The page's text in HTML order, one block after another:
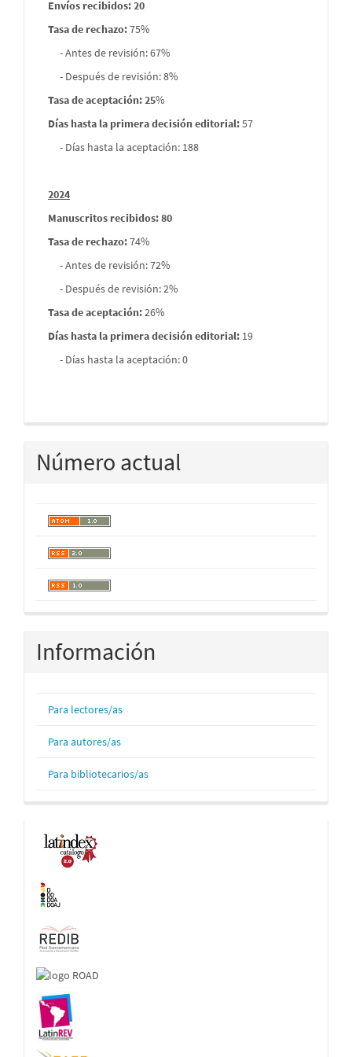
Envíos recibidos: 20
Tasa de rechazo:75%
- Antes de revisión: 67%
- Después de revisión: 8%
Tasa de aceptación: 25%
Días hasta la primera decisión editorial:57
- Días hasta la aceptación: 188
2024
Manuscritos recibidos: 80
Tasa de rechazo:74%
- Antes de revisión: 72%
- Después de revisión: 2%
Tasa de aceptación:26%
Días hasta la primera decisión editorial: 19
- Días hasta la aceptación: 0
Número actual
Información
Para lectores/as
Para autores/as
Para bibliotecarios/as
Indexaciones